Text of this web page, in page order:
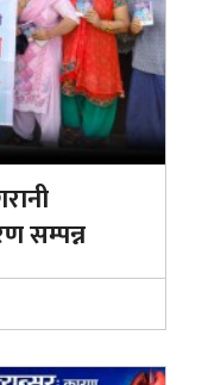
सम्पन्न